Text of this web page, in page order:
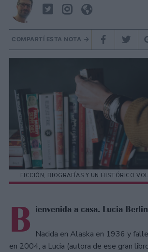
COMPARTÍ ESTA NOTA
FICCIÓN, BIOGRAFÍAS Y UN HISTÓRICO
B ienvenida a casa. Lucia
Nacida en Alaska en 1936 y
en 2004, a Lucia (autora de ese gran